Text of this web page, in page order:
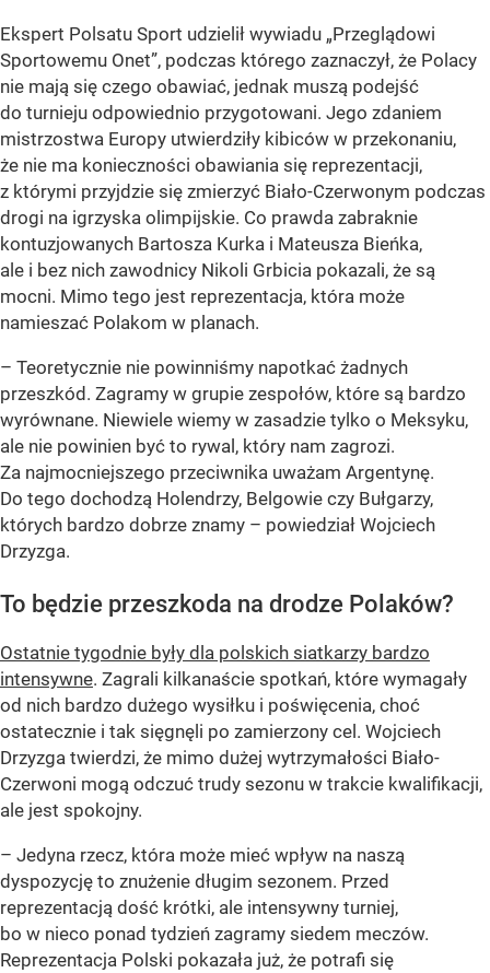
Ekspert Polsatu Sport udzielił wywiadu „Przeglądowi
Sportowemu Onet”, podczas którego zaznaczył, że Polacy
nie mają się czego obawiać, jednak muszą podejść
do turnieju odpowiednio przygotowani. Jego zdaniem
mistrzostwa Europy utwierdziły kibiców w przekonaniu,
że nie ma konieczności obawiania się reprezentacji,
z którymi przyjdzie się zmierzyć Biało-Czerwonym podczas
drogi na igrzyska olimpijskie. Co prawda zabraknie
kontuzjowanych Bartosza Kurka i Mateusza Bieńka,
ale i bez nich zawodnicy Nikoli Grbicia pokazali, że są
mocni. Mimo tego jest reprezentacja, która może
namieszać Polakom w planach.
– Teoretycznie nie powinniśmy napotkać żadnych
przeszkód. Zagramy w grupie zespołów, które są bardzo
wyrównane. Niewiele wiemy w zasadzie tylko o Meksyku,
ale nie powinien być to rywal, który nam zagrozi.
Za najmocniejszego przeciwnika uważam Argentynę.
Do tego dochodzą Holendrzy, Belgowie czy Bułgarzy,
których bardzo dobrze znamy – powiedział Wojciech
Drzyzga.
To będzie przeszkoda na drodze Polaków?
Ostatnie tygodnie były dla polskich siatkarzy bardzo
intensywne. Zagrali kilkanaście spotkań, które wymagały
od nich bardzo dużego wysiłku i poświęcenia, choć
ostatecznie i tak sięgnęli po zamierzony cel. Wojciech
Drzyzga twierdzi, że mimo dużej wytrzymałości Biało-
Czerwoni mogą odczuć trudy sezonu w trakcie kwalifikacji,
ale jest spokojny.
– Jedyna rzecz, która może mieć wpływ na naszą
dyspozycję to znużenie długim sezonem. Przed
reprezentacją dość krótki, ale intensywny turniej,
bo w nieco ponad tydzień zagramy siedem meczów.
Reprezentacja Polski pokazała już, że potrafi się